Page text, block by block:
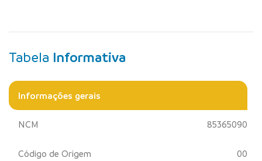
Tabela Informativa
Informações gerais
NCM 85365090
Código de Origem 00